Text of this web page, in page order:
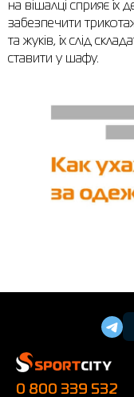
на вішалці сприяє їх
забезпечити
та жуків, їх слід
ставити у шафу.
0 800 339 532